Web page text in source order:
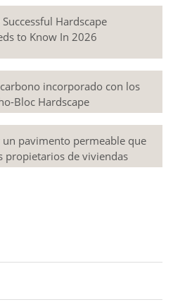
Hardscape
to Know In 2026
incorporado con los
Bloc Hardscape
un pavimento permeable que
propietarios de viviendas